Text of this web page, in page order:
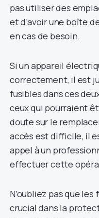
pas utiliser des
et d’avoir une boîte
en cas de besoin.
Si un appareil
correctement, il est
fusibles dans ces
ceux qui pourraient
doute sur le
accès est difficile, il
appel à un
effectuer cette
N’oubliez pas que
crucial dans la